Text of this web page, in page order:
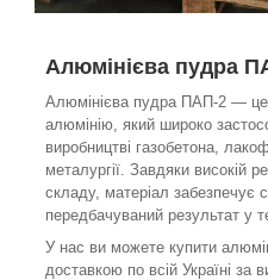
Алюмінієва пудра
Алюмінієва пудра ПАП-2 — це
алюмінію, який широко
виробництві газобетона,
металургії. Завдяки високій
складу, матеріал забезпечує
передбачуваний результат у
У нас ви можете купити
доставкою по всій Україні за